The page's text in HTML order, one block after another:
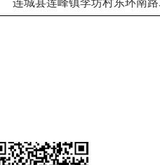
连城县莲峰镇李坊村东环南路